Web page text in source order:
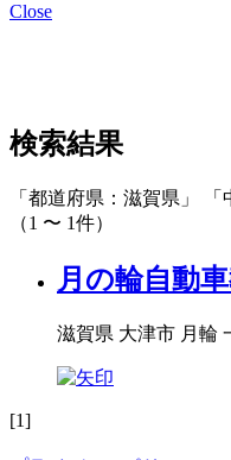
Close
検索結果
「都道府県：滋賀県」
（1 〜 1件）
月の輪自動
滋賀県 大津市 月輪
[1]